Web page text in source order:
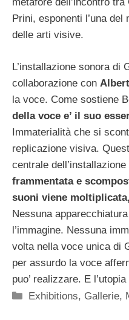
Prini, esponenti l’una del
delle arti visive.
L’installazione sonora di
collaborazione con
la voce. Come sostiene
della voce e’ il suo
Immaterialità che si
replicazione visiva.
centrale dell’installazione
frammentata e
suoni viene
Nessuna
l’immagine. Nessuna
volta nella voce unica di
per assurdo la voce
puo’ realizzare. E
Categorie
Exhibitions, Gallerie,